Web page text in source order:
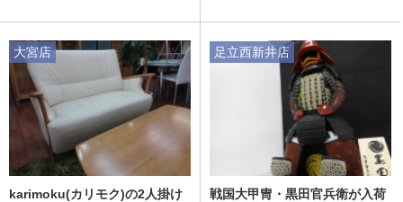
karimoku(カリモク)の2人掛け
大宮店
戦国大甲冑・黒田官兵衛が入荷
足立西新井店